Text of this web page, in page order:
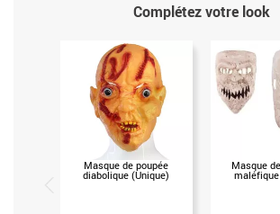
Complétez votre look
Masque de poupée
diabolique (Unique)
Masque